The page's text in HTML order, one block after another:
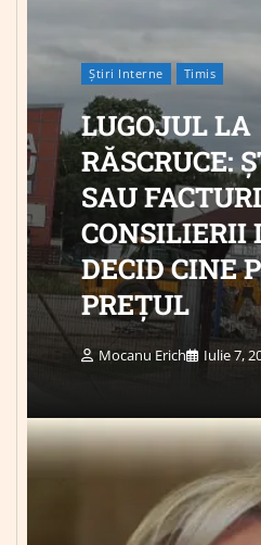
Știri Interne Timis
LUGOJUL LA
RĂSCRUCE:
SAU
CONSILIERII
DECID CINE
PREȚUL
Mocanu Erich Iulie 7,